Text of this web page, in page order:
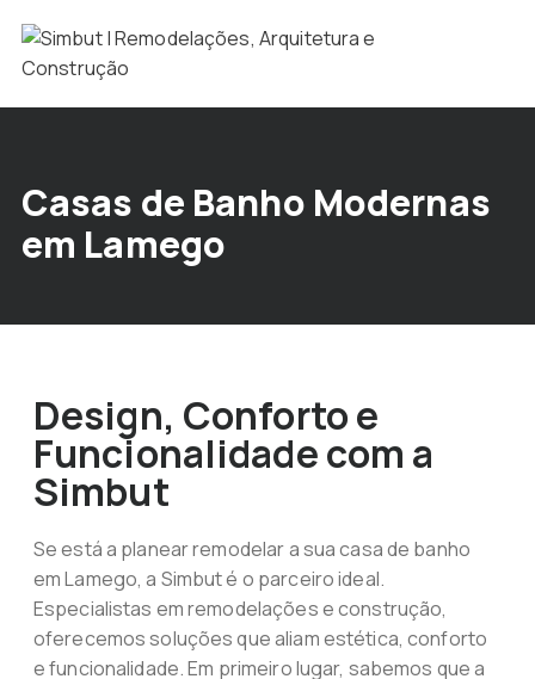
Casas de Banho Modernas
em Lamego
Design, Conforto e
Funcionalidade com a
Simbut
Se está a planear remodelar a sua casa de banho
em Lamego, a Simbut é o parceiro ideal.
Especialistas em remodelações e construção,
oferecemos soluções que aliam estética, conforto
e funcionalidade. Em primeiro lugar, sabemos que a